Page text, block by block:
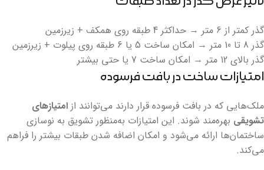
گذر کمتر از 6 متر → حداکثر 4 طبقه روی همکف + زیرزمین
گذر 8 تا 10 متر → امکان ساخت 5 یا 6 طبقه روی پیلوت + زیرزمین
گذر بالای 12 متر → امکان ساخت 7 یا حتی بیشتر
امتیازات ساخت در بافت فرسوده
ملک‌هایی که در بافت فرسوده قرار دارند می‌توانند از امتیازهای
تشویقی بهره‌مند شوند. این امتیازات به‌منظور تشویق به نوسازی
ساختمان‌ها ارائه می‌شود و امکان اضافه شدن طبقات بیشتر را فراهم
می‌کند.